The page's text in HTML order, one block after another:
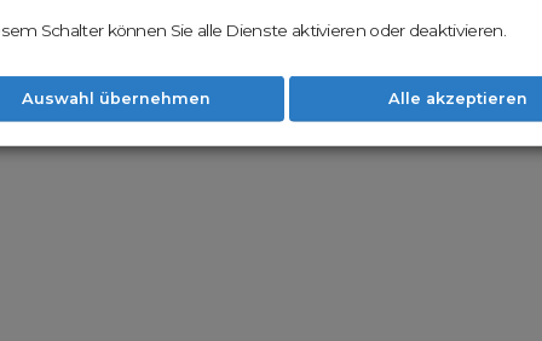
du die
Mit
Option zu
Schalter können Sie alle Dienste aktivieren oder deaktivieren.
Auswahl übernehmen Alle akzeptieren